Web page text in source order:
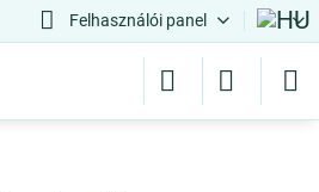
Felhasználói panel